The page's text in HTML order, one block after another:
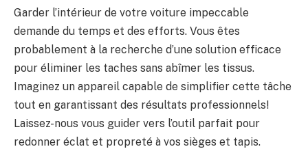
Garder l’intérieur de votre voiture impeccable
demande du temps et des efforts. Vous êtes
probablement à la recherche d’une solution efficace
pour éliminer les taches sans abîmer les tissus.
Imaginez un appareil capable de simplifier cette tâche
tout en garantissant des résultats professionnels!
Laissez-nous vous guider vers l’outil parfait pour
redonner éclat et propreté à vos sièges et tapis.